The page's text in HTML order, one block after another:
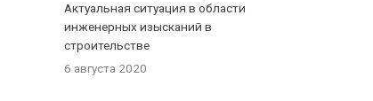
Актуальная ситуация в области
инженерных изысканий в
строительстве
6 августа 2020